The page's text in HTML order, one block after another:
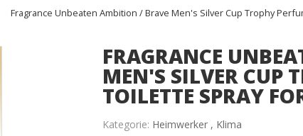
Fragrance Unbeaten Ambition / Brave Men's Silver Cup Trophy
FRAGRANCE
MEN'S SILVER CUP
TOILETTE SPRAY
Kategorie: Heimwerker , Klima